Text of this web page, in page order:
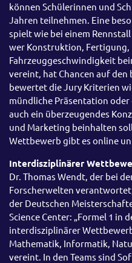
können Schülerinnen und
Jahren teilnehmen. Eine
spielt wie bei einem
wer Konstruktion, Fertigung,
Fahrzeuggeschwindigkeit
vereint, hat Chancen auf
bewertet die Jury Kriterien
mündliche Präsentation oder
auch ein überzeugendes
und Marketing beinhalten
Wettbewerb gibt es online
Interdisziplinärer
Dr. Thomas Wendt, der bei
Forscherwelten
der Deutschen
Science Center: „Formel 1 in
interdisziplinärer
Mathematik, Informatik,
vereint. In den Teams sind